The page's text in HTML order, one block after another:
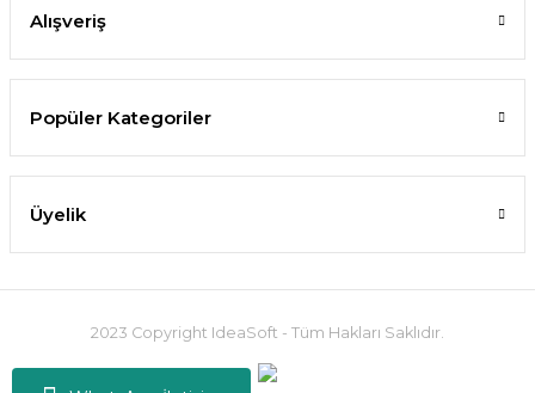
Alışveriş
Popüler Kategoriler
Üyelik
2023 Copyright IdeaSoft - Tüm Hakları Saklıdır.